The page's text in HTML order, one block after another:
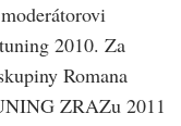
2010. Za
Romana
ZRAZu 2011